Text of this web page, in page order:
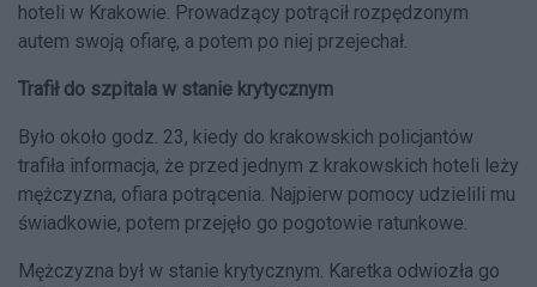
hoteli w Krakowie. Prowadzący potrącił rozpędzonym
autem swoją ofiarę, a potem po niej przejechał.
Trafił do szpitala w stanie krytycznym
Było około godz. 23, kiedy do krakowskich policjantów
trafiła informacja, że przed jednym z krakowskich hoteli leży
mężczyzna, ofiara potrącenia. Najpierw pomocy udzielili mu
świadkowie, potem przejęło go pogotowie ratunkowe.
Mężczyzna był w stanie krytycznym. Karetka odwiozła go